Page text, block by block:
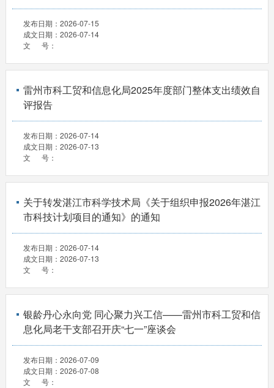
发布日期： 2026-07-15
成文日期： 2026-07-14
文 号：
雷州市科工贸和信息化局2025年度部门整体支出绩效自
评报告
发布日期： 2026-07-14
成文日期： 2026-07-13
文 号：
关于转发湛江市科学技术局《关于组织申报2026年湛江
市科技计划项目的通知》的通知
发布日期： 2026-07-14
成文日期： 2026-07-13
文 号：
银龄丹心永向党 同心聚力兴工信——雷州市科工贸和信
息化局老干支部召开庆“七一”座谈会
发布日期： 2026-07-09
成文日期： 2026-07-08
文 号：